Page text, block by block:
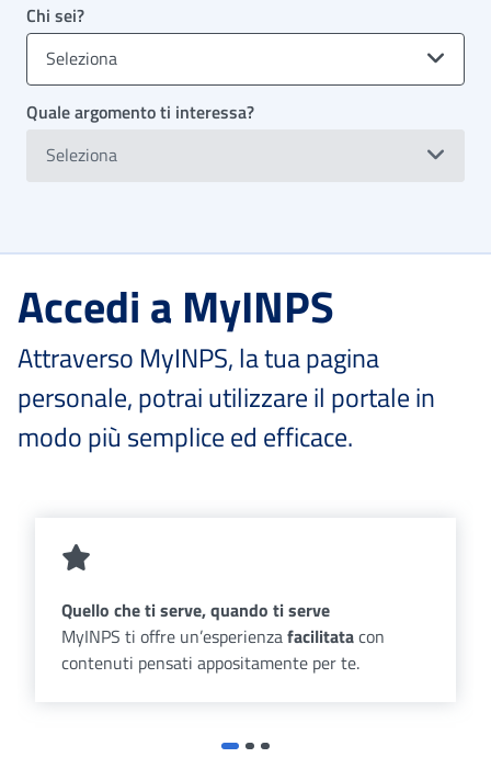
Chi sei?
Seleziona
Quale argomento ti interessa?
Seleziona
Accedi a MyINPS
Attraverso MyINPS, la tua pagina
personale, potrai utilizzare il portale in
modo più semplice ed efficace.
Quello che ti serve, quando ti serve
MyINPS ti offre un’esperienzafacilitatacon
contenuti pensati appositamente per te.